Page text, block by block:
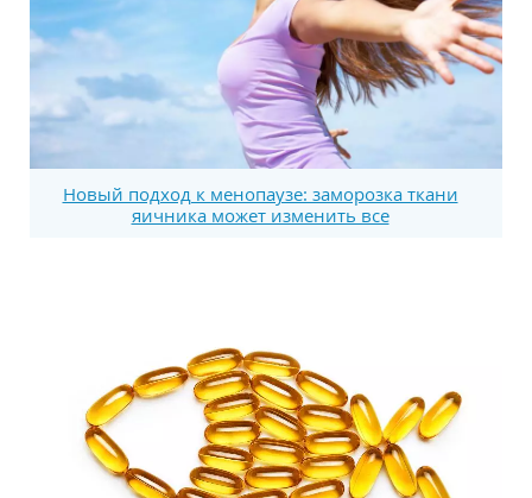
Новый подход к менопаузе: заморозка ткани
яичника может изменить все